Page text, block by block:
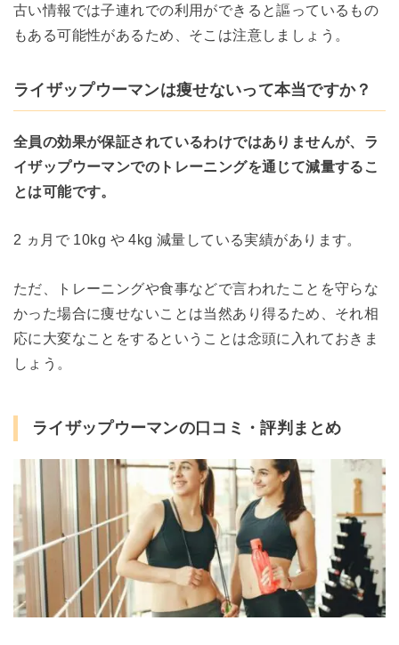
古い情報では子連れでの利用ができると謳っているもの
もある可能性があるため、そこは注意しましょう。
ライザップウーマンは痩せないって本当ですか？
全員の効果が保証されているわけではありませんが、ラ
イザップウーマンでのトレーニングを通じて減量するこ
とは可能です。
2 ヵ月で 10kg や 4kg 減量している実績があります。
ただ、トレーニングや食事などで言われたことを守らな
かった場合に痩せないことは当然あり得るため、それ相
応に大変なことをするということは念頭に入れておきま
しょう。
ライザップウーマンの口コミ・評判まとめ